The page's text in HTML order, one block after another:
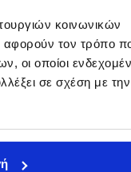
κοινωνικών
αφορούν τον τρόπο
οι οποίοι
σε σχέση με την